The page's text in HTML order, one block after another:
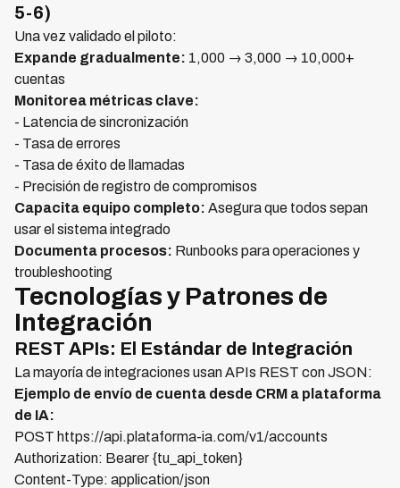
5-6)
Una vez validado el piloto:
Expande gradualmente: 1,000 → 3,000 → 10,000+
cuentas
Monitorea métricas clave:
- Latencia de sincronización
- Tasa de errores
- Tasa de éxito de llamadas
- Precisión de registro de compromisos
Capacita equipo completo: Asegura que todos sepan
usar el sistema integrado
Documenta procesos: Runbooks para operaciones y
troubleshooting
Tecnologías y Patrones de
Integración
REST APIs: El Estándar de Integración
La mayoría de integraciones usan APIs REST con JSON:
Ejemplo de envío de cuenta desde CRM a plataforma
de IA:
POST https://api.plataforma-ia.com/v1/accounts
Authorization: Bearer {tu_api_token}
Content-Type: application/json